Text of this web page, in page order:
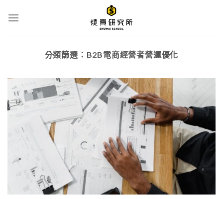
分類篩選： B2B電商經營者營運優化